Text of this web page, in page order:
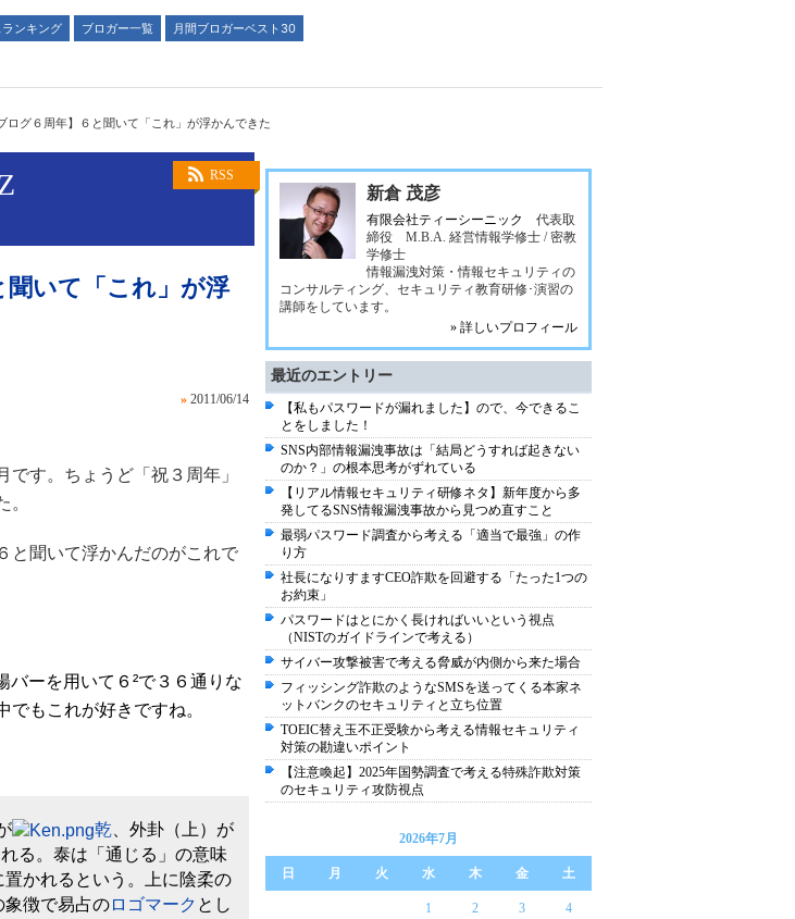
ンキング ブロガー一覧
月間ブロガーベスト30
ログ６周年】６と聞いて「これ」が浮かんできた
RSS
聞いて「これ」が浮
» 2011/06/14
す。ちょうど「祝３周年」
。
と聞いて浮かんだのがこれで
バーを用いて６²で３６通りな
もこれが好きですね。
乾 、外卦（上）が
る。泰は「通じる」の意味
かれるという。上に陰柔の
象徴で易占のロゴマーク とし
新倉 茂彦
有限会社ティーシーニック
代表取
締役 M.B.A. 経営情報学修士 / 密教
学修士
情報漏洩対策・情報セキュリティの
コンサルティング、セキュリティ教育研修･演習の
講師をしています。
» 詳しいプロフィール
最近のエントリー
【私もパスワードが漏れました】ので、今できるこ
とをしました！
SNS内部情報漏洩事故は「結局どうすれば起きない
のか？」の根本思考がずれている
【リアル情報セキュリティ研修ネタ】新年度から多
発してるSNS情報漏洩事故から見つめ直すこと
最弱パスワード調査から考える「適当で最強」の作
り方
社長になりすますCEO詐欺を回避する「たった1つの
お約束」
パスワードはとにかく長ければいいという視点
（NISTのガイドラインで考える）
サイバー攻撃被害で考える脅威が内側から来た場合
フィッシング詐欺のようなSMSを送ってくる本家ネ
ットバンクのセキュリティと立ち位置
TOEIC替え玉不正受験から考える情報セキュリティ
対策の勘違いポイント
【注意喚起】2025年国勢調査で考える特殊詐欺対策
のセキュリティ攻防視点
2026年7月
日 月 火 水 木 金 土
1 2 3 4